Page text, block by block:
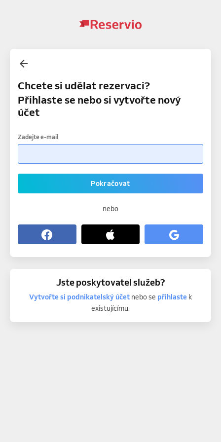
Chcete si udělat rezervaci?
Přihlaste se nebo si vytvořte nový
účet
Zadejte e-mail
Pokračovat
nebo
Jste poskytovatel služeb?
Vytvořte si podnikatelský účetnebo se přihlastek
existujícímu.